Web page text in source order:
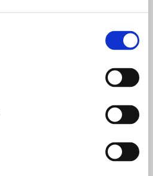
Stables have been
each of them are trapped
girls help get them back?
has been magicked
that is what he is telling
and Eliza help break the
tell such fibs in time for
titles published in